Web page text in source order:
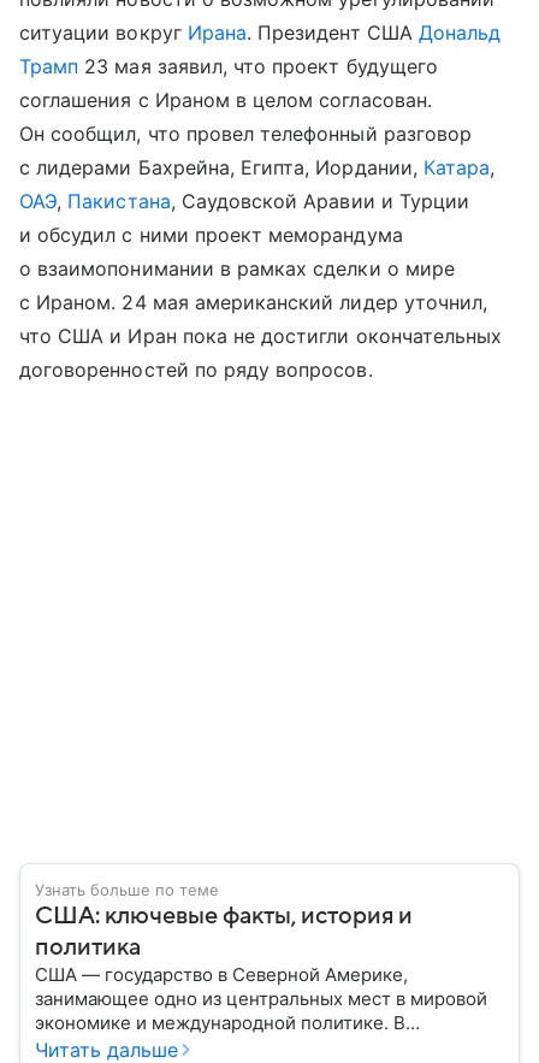
ситуации вокруг Ирана. Президент США Дональд
Трамп 23 мая заявил, что проект будущего
соглашения с Ираном в целом согласован.
Он сообщил, что провел телефонный разговор
с лидерами Бахрейна, Египта, Иордании, Катара,
ОАЭ, Пакистана, Саудовской Аравии и Турции
и обсудил с ними проект меморандума
о взаимопонимании в рамках сделки о мире
с Ираном. 24 мая американский лидер уточнил,
что США и Иран пока не достигли окончательных
договоренностей по ряду вопросов.
Узнать больше по теме
США: ключевые факты, история и
политика
США — государство в Северной Америке,
занимающее одно из центральных мест в мировой
экономике и международной политике. В
материале — основные сведения об этой стране.
Читать дальше